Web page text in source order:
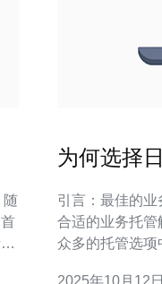
为何选择
引言：最佳的
合适的业务托管
众多的托管选项
2025年10月12日